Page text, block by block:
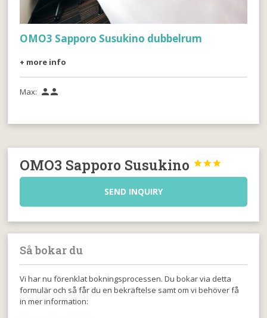
OMO3 Sapporo Susukino dubbelrum
+ more info
Max: 
OMO3 Sapporo Susukino 


SEND INQUIRY
Så bokar du
Vi har nu förenklat bokningsprocessen. Du bokar via detta
formulär och så får du en bekräftelse samt om vi behöver få
in mer information: